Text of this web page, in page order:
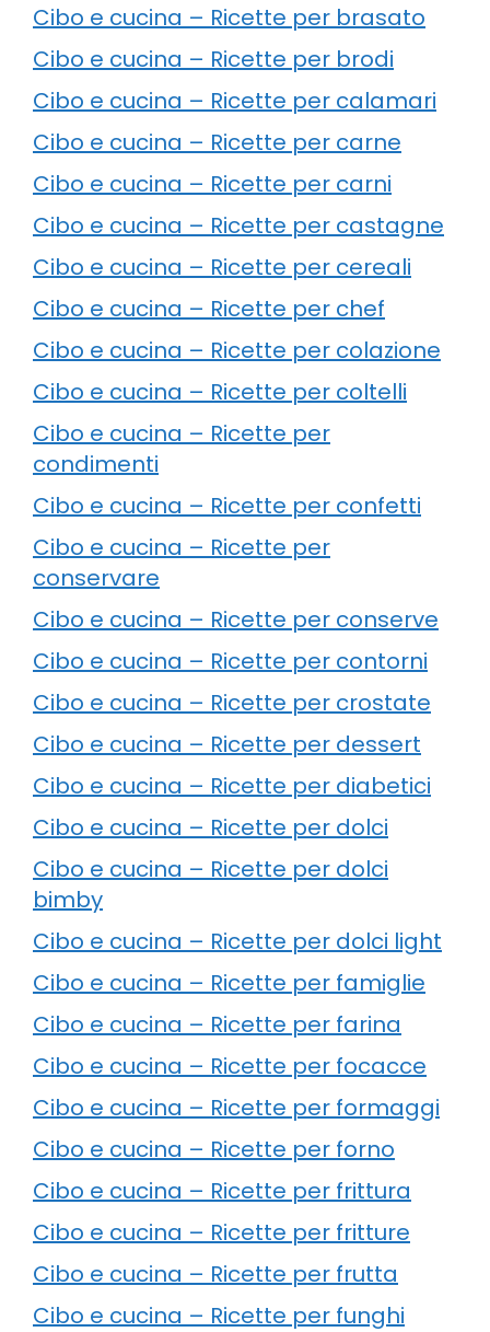
Cibo e cucina – Ricette per brasato
Cibo e cucina – Ricette per brodi
Cibo e cucina – Ricette per calamari
Cibo e cucina – Ricette per carne
Cibo e cucina – Ricette per carni
Cibo e cucina – Ricette per castagne
Cibo e cucina – Ricette per cereali
Cibo e cucina – Ricette per chef
Cibo e cucina – Ricette per colazione
Cibo e cucina – Ricette per coltelli
Cibo e cucina – Ricette per
condimenti
Cibo e cucina – Ricette per confetti
Cibo e cucina – Ricette per
conservare
Cibo e cucina – Ricette per conserve
Cibo e cucina – Ricette per contorni
Cibo e cucina – Ricette per crostate
Cibo e cucina – Ricette per dessert
Cibo e cucina – Ricette per diabetici
Cibo e cucina – Ricette per dolci
Cibo e cucina – Ricette per dolci
bimby
Cibo e cucina – Ricette per dolci light
Cibo e cucina – Ricette per famiglie
Cibo e cucina – Ricette per farina
Cibo e cucina – Ricette per focacce
Cibo e cucina – Ricette per formaggi
Cibo e cucina – Ricette per forno
Cibo e cucina – Ricette per frittura
Cibo e cucina – Ricette per fritture
Cibo e cucina – Ricette per frutta
Cibo e cucina – Ricette per funghi